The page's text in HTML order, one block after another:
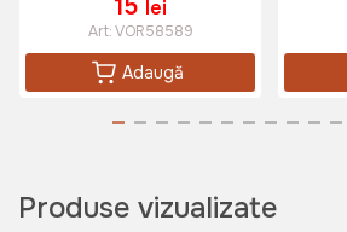
15 lei
Art:VOR58589
Adaugă
Produse vizualizate